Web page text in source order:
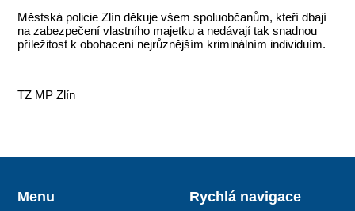
Městská policie Zlín děkuje všem spoluobčanům, kteří dbají
na zabezpečení vlastního majetku a nedávají tak snadnou
příležitost k obohacení nejrůznějším kriminálním individuím.
TZ MP Zlín
Menu Rychlá navigace